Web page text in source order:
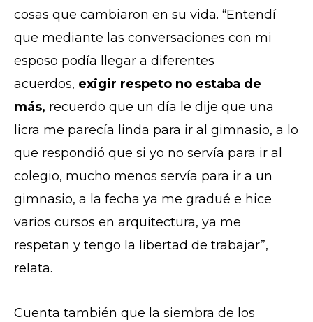
cosas que cambiaron en su vida. “Entendí
que mediante las conversaciones con mi
esposo podía llegar a diferentes
acuerdos, exigir respeto no estaba de
más, recuerdo que un día le dije que una
licra me parecía linda para ir al gimnasio, a lo
que respondió que si yo no servía para ir al
colegio, mucho menos servía para ir a un
gimnasio, a la fecha ya me gradué e hice
varios cursos en arquitectura, ya me
respetan y tengo la libertad de trabajar”,
relata.
Cuenta también que la siembra de los